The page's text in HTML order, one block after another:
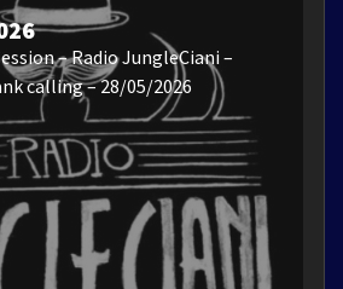
– Radio JungleCiani –
calling – 28/05/2026